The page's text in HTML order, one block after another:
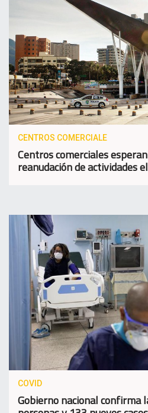
CENTROS COMERCIALE
Centros comerciales
reanudación de actividades
COVID
Gobierno nacional confirma